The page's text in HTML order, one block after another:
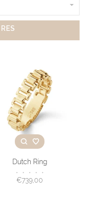
Dutch Ring
• • • • •
€739,00